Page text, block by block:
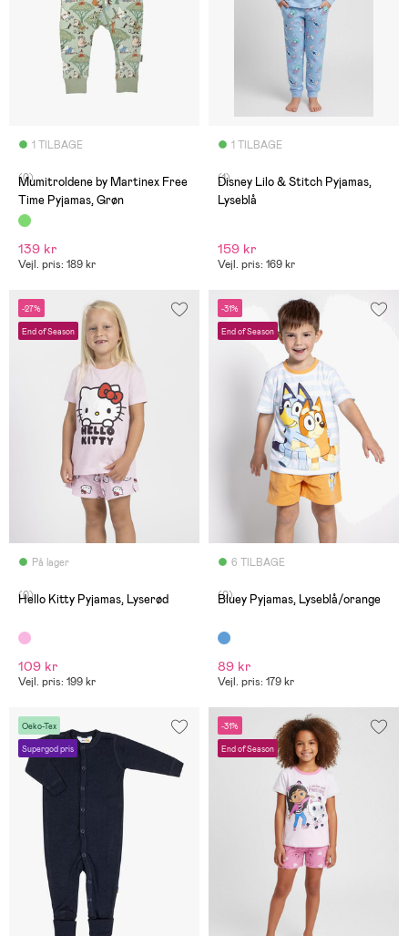
1 TILBAGE
(0)
Mumitroldene by Martinex Free
Time Pyjamas, Grøn
139 kr
Vejl. pris: 189 kr
1 TILBAGE
(1)
Disney Lilo & Stitch Pyjamas,
Lyseblå
159 kr
Vejl. pris: 169 kr
-27%
End of Season
På lager
(0)
Hello Kitty Pyjamas, Lyserød
109 kr
Vejl. pris: 199 kr
-31%
End of Season
6 TILBAGE
(0)
Bluey Pyjamas, Lyseblå/orange
89 kr
Vejl. pris: 179 kr
Oeko-Tex
Supergod pris
-31%
End of Season